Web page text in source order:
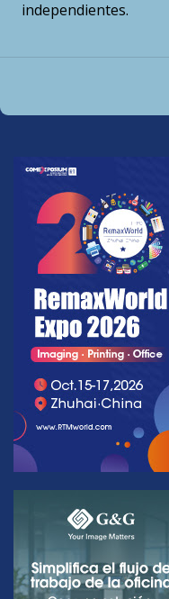
independientes.